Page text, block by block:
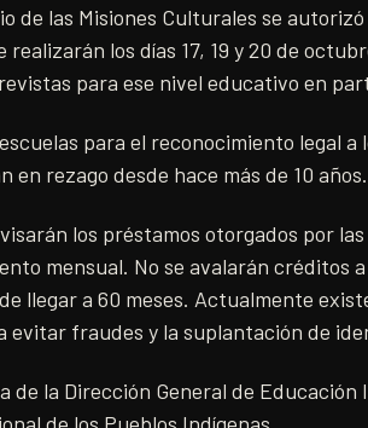
de las Misiones Culturales se
los días 17, 19 y 20 de
para ese nivel educativo en
para el reconocimiento legal
rezago desde hace más de 10 años.
los préstamos otorgados por
mensual. No se avalarán créditos a
llegar a 60 meses. Actualmente
evitar fraudes y la suplantación de
de la Dirección General de Educación